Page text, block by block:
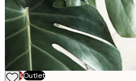
-70%Outlet